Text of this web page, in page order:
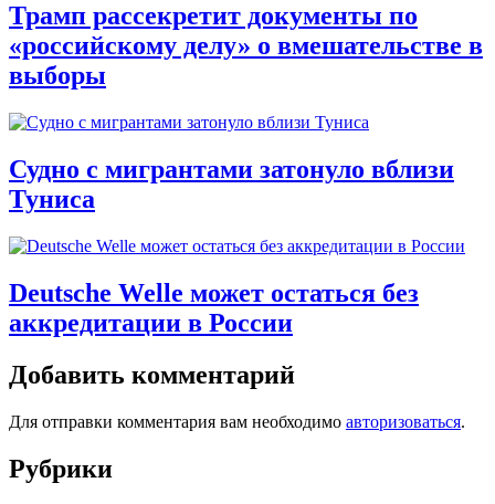
Трамп рассекретит документы по
«российскому делу» о вмешательстве в
выборы
Судно с мигрантами затонуло вблизи
Туниса
Deutsche Welle может остаться без
аккредитации в России
Добавить комментарий
Для отправки комментария вам необходимо авторизоваться.
Рубрики